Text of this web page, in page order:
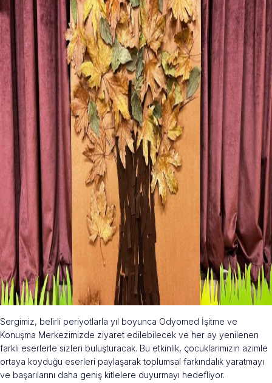
Sergimiz, belirli periyotlarla yıl boyunca Odyomed İşitme ve
Konuşma Merkezimizde ziyaret edilebilecek ve her ay yenilenen
farklı eserlerle sizleri buluşturacak. Bu etkinlik, çocuklarımızın azimle
ortaya koyduğu eserleri paylaşarak toplumsal farkındalık yaratmayı
ve başarılarını daha geniş kitlelere duyurmayı hedefliyor.